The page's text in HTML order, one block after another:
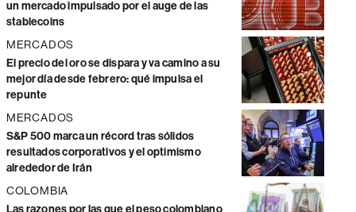
un mercado impulsado por el auge de las
stablecoins
MERCADOS
El precio del oro se dispara y va camino a su
mejor día desde febrero: qué impulsa el
repunte
MERCADOS
S&P 500 marca un récord tras sólidos
resultados corporativos y el optimismo
alrededor de Irán
COLOMBIA